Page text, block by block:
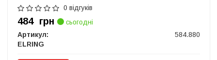
0 відгуків
484 грн
сьогодні
Артикул:
584.880
ELRING